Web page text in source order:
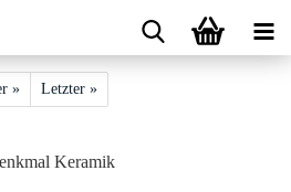
» Letzter »
Keramik